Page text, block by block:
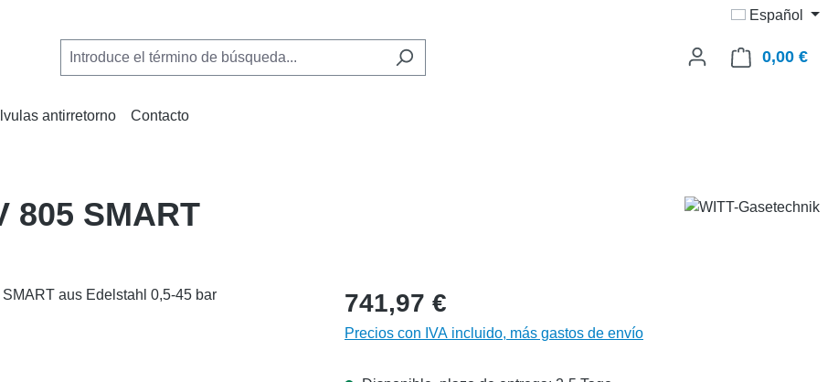
Español
0,00 €El
antirretorno Contacto
805 SMART
741,97 €
Precios con IVA incluido, más gastos de envío